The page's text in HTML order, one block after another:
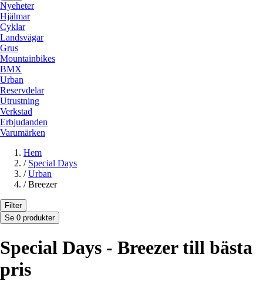
Nyeheter
Hjälmar
Cyklar
Landsvägar
Grus
Mountainbikes
BMX
Urban
Reservdelar
Utrustning
Verkstad
Erbjudanden
Varumärken
Hem
/ Special Days
/ Urban
/ Breezer
Filter
Se 0 produkter
Special Days - Breezer till bästa
pris